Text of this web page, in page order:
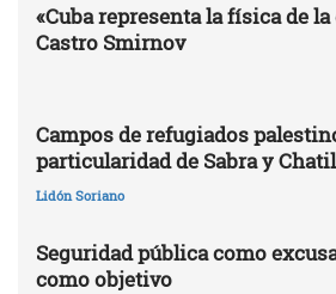
«Cuba representa la física de
Castro Smirnov
Campos de refugiados
particularidad de Sabra y
Lidón Soriano
Seguridad pública como
como objetivo